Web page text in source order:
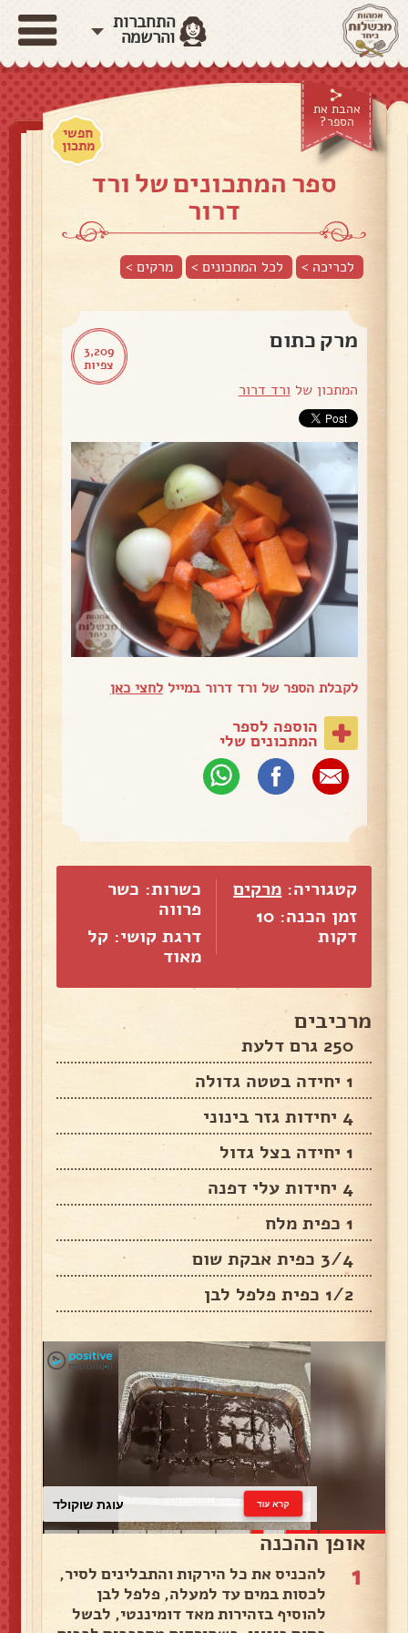
התחברות
והרשמה
אהבת את
הספר?
חפשי
מתכון
ספר המתכונים של ורד
דרור
לכריכה > לכל המתכונים > מרקים>
3,209
צפיות
מרק כתום
המתכון של ורד דרור
לקבלת הספר של ורד דרור במייללחצי כאן
הוספה לספר
המתכונים שלי
קטגוריה: מרקים
זמן הכנה: 10
דקות
כשרות: כשר
פרווה
דרגת קושי: קל
מאוד
מרכיבים
250 גרם דלעת
1 יחידה בטטה גדולה
4 יחידות גזר בינוני
1 יחידה בצל גדול
4 יחידות עלי דפנה
1 כפית מלח
3/4 כפית אבקת שום
1/2 כפית פלפל לבן
עוגת שוקולד קרא עוד
אופן ההכנה
1
להכניס את כל הירקות והתבלינים לסיר,
לכסות במים עד למעלה, פלפל לבן
להוסיף בזהירות מאד דומיננטי, לבשל